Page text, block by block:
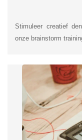
Stimuleer creatief
onze brainstorm